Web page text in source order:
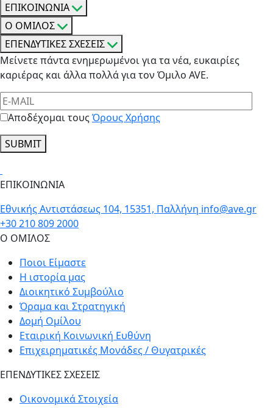
ΕΠΙΚΟΙΝΩΝΙΑ
Ο ΟΜΙΛΟΣ
ΕΠΕΝΔΥΤΙΚΕΣ ΣΧΕΣΕΙΣ
Μείνετε πάντα ενημερωμένοι για τα νέα, ευκαιρίες
καριέρας και άλλα πολλά για τον Όμιλο AVE.
Αποδέχομαι τουςΌρους Χρήσης
SUBMIT
ΕΠΙΚΟΙΝΩΝΙΑ
Εθνικής Αντιστάσεως 104, 15351, Παλλήνη info@ave.gr
+30 210 809 2000
Ο ΟΜΙΛΟΣ
Ποιοι Είμαστε
Η ιστορία μας
Διοικητικό Συμβούλιο
Όραμα και Στρατηγική
Δομή Ομίλου
Εταιρική Κοινωνική Ευθύνη
Επιχειρηματικές Μονάδες / Θυγατρικές
ΕΠΕΝΔΥΤΙΚΕΣ ΣΧΕΣΕΙΣ
Οικονομικά Στοιχεία